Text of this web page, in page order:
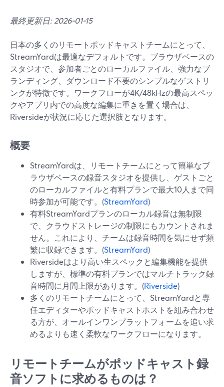
最終更新日: 2026-01-15
日本の多くのリモートポッドキャストチームにとって、
StreamYardは最適なデフォルトです。ブラウザベースの
スタジオで、参加者ごとのローカルファイル、強力なブ
ランディング、ダウンロード不要のシンプルなゲストリ
ンクが特徴です。ワークフローが4K/48kHzの最高スペッ
クやアプリ内での高度な編集に重きを置く場合は、
Riversideが状況に応じた選択肢となります。
概要
StreamYardは、リモートチームにとって簡単なブ
ラウザベースの録音スタジオを提供し、ゲストごと
のローカルファイルと有料プランで最大10人まで同
時参加が可能です。(StreamYard)
有料StreamYardプランのローカル録音は無制限
で、クラウドストレージの制限にもカウントされま
せん。これにより、チームは録音時間を気にせず頻
繁に収録できます。(StreamYard)
Riversideはより高い生スペックと編集機能を提供
しますが、標準の有料プランではマルチトラック録
音時間に月間上限があります。(Riverside)
多くのリモートチームにとって、StreamYardと専
任エディターやポッドキャストホストを組み合わせ
る方が、オールインワンプラットフォームを追い求
めるよりも速く柔軟なワークフローになります。
リモートチームがポッドキャスト録
音ソフトに求めるものは？